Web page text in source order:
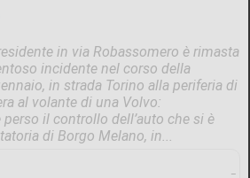
in via Robassomero è rimasta
incidente nel corso della
in strada Torino alla periferia di
al volante di una Volvo:
il controllo dell’auto che si è
di Borgo Melano, in...